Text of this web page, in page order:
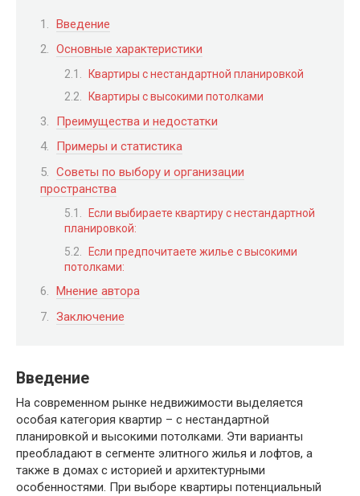
Введение
Основные характеристики
Квартиры с нестандартной планировкой
Квартиры с высокими потолками
Преимущества и недостатки
Примеры и статистика
Советы по выбору и организации
пространства
Если выбираете квартиру с нестандартной
планировкой:
Если предпочитаете жилье с высокими
потолками:
Мнение автора
Заключение
Введение
На современном рынке недвижимости выделяется
особая категория квартир – с нестандартной
планировкой и высокими потолками. Эти варианты
преобладают в сегменте элитного жилья и лофтов, а
также в домах с историей и архитектурными
особенностями. При выборе квартиры потенциальный